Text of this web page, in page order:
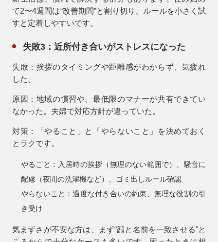
て2〜4週間は“改善期間”と割り切り、ルールを小さく試
すと定着しやすいです。
失敗3：近所付き合いがストレスになった
失敗： 挨拶のタイミングや距離感がわからず、気疲れ
した。
原因： 地域の慣習や、最低限のマナーが共有できてい
なかった。夫婦で対応方針が違っていた。
対策：
「やること」と「やらないこと」を決めておく
とラクです。
やること： 入居時の挨拶（無理のない範囲で）、騒音に
配慮（夜間の洗濯機など）、ゴミ出しルール確認
やらないこと：過度な付き合いの約束、無理な役割の引
き受け
気まずさが不安な方は、まず“顔と名前を一致させる”と